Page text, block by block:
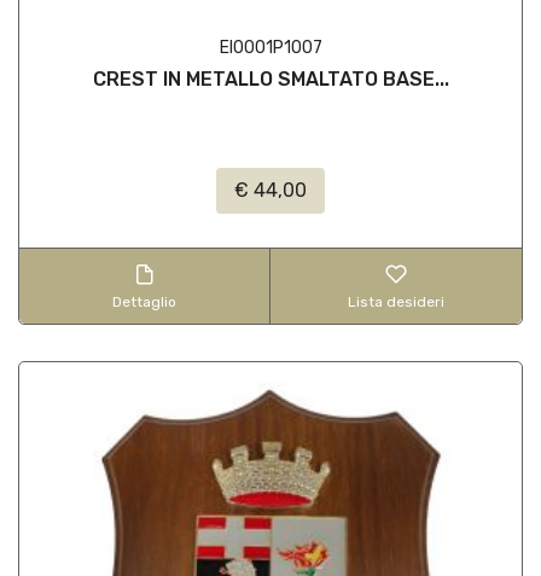
EI0001P1007
CREST IN METALLO SMALTATO BASE...
€ 44,00
Dettaglio Lista desideri